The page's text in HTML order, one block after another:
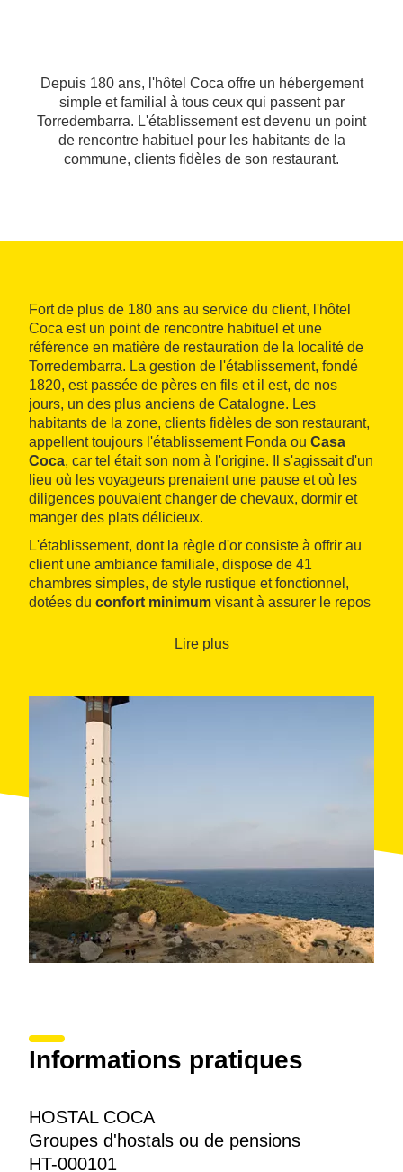
Depuis 180 ans, l'hôtel Coca offre un hébergement
simple et familial à tous ceux qui passent par
Torredembarra. L'établissement est devenu un point
de rencontre habituel pour les habitants de la
commune, clients fidèles de son restaurant.
Fort de plus de 180 ans au service du client, l'hôtel
Coca est un point de rencontre habituel et une
référence en matière de restauration de la localité de
Torredembarra. La gestion de l'établissement, fondé
1820, est passée de pères en fils et il est, de nos
jours, un des plus anciens de Catalogne. Les
habitants de la zone, clients fidèles de son restaurant,
appellent toujours l'établissement Fonda ou Casa
Coca, car tel était son nom à l'origine. Il s'agissait d'un
lieu où les voyageurs prenaient une pause et où les
diligences pouvaient changer de chevaux, dormir et
manger des plats délicieux.
L'établissement, dont la règle d'or consiste à offrir au
client une ambiance familiale, dispose de 41
chambres simples, de style rustique et fonctionnel,
dotées du confort minimum visant à assurer le repos
Lire plus
Informations pratiques
HOSTAL COCA
Groupes d'hostals ou de pensions
HT-000101